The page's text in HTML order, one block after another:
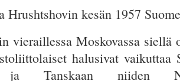
Hrushtshovin kesän 1957
vieraillessa Moskovassa
halusivat vaikuttaa
ja Tanskaan niiden